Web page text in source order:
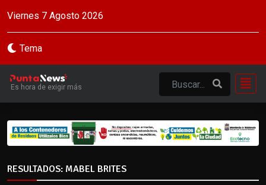
Viernes 7 Agosto 2026
Tema
Es hora de exigir más
RESULTADOS: MABEL BRITES